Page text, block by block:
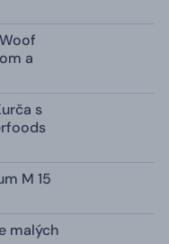
a
s
M 15
malých